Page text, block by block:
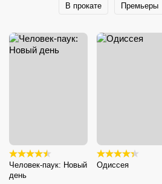
В прокате Премьеры
Человек-паук: Новый
день
Одиссея